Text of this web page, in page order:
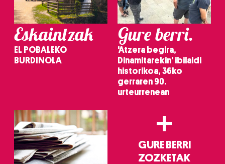
Eskaintzak
EL POBALEKO
BURDINOLA
Gure berri.
'Atzera begira,
Dinamitarekin' ibilaldi
historikoa, 36ko
gerraren 90.
urteurrenean
+
GURE BERRI
ZOZKETAK